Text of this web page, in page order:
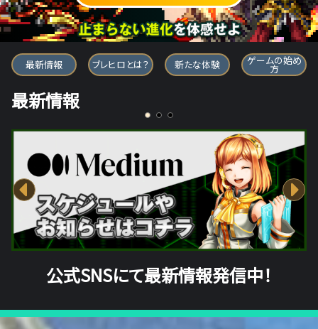
ブレイブ フロンティア ヒーローズ
最新情報 ブレヒロとは？ 新たな体験 ゲームの始め
方
最新情報
公式SNSにて最新情報発信中！